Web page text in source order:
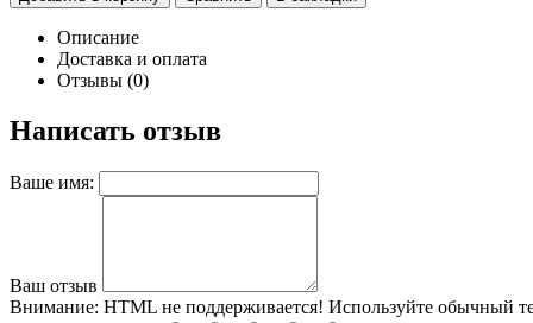
Описание
Доставка и оплата
Отзывы (0)
Написать отзыв
Ваше имя:
Ваш отзыв
Внимание: HTML не поддерживается! Используйте обычный